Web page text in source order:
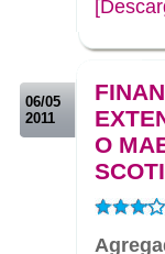
06/05
2011
O